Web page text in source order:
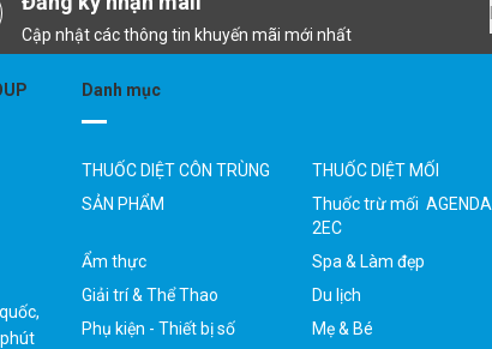
Cập nhật các thông tin khuyến mãi mới nhất
Danh mục
THUỐC DIỆT CÔN TRÙNG
THUỐC DIỆT MỐI
SẢN PHẨM
Thuốc trừ mối AGENDA
2EC
Ẩm thực
Spa & Làm đẹp
Giải trí & Thể Thao
Du lịch
Phụ kiện - Thiết bị số
Mẹ & Bé